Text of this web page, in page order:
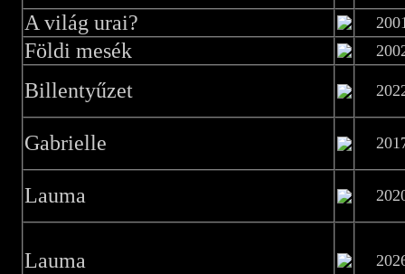
A világ urai?
Földi mesék
Billentyűzet
Gabrielle
Lauma
Lauma